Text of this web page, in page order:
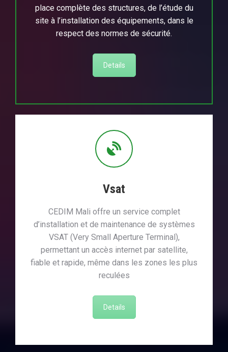
place complète des structures, de l’étude du
site à l’installation des équipements, dans le
respect des normes de sécurité.
Details
Vsat
CEDIM Mali offre un service complet
d’installation et de maintenance de systèmes
VSAT (Very Small Aperture Terminal),
permettant un accès internet par satellite,
fiable et rapide, même dans les zones les plus
reculées
Details